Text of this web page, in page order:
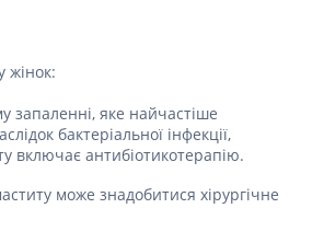
жінок:
запаленні, яке найчастіше
бактеріальної інфекції,
включає антибіотикотерапію.
може знадобитися хірургічне